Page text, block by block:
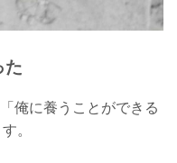
た
俺に養うことができる
。